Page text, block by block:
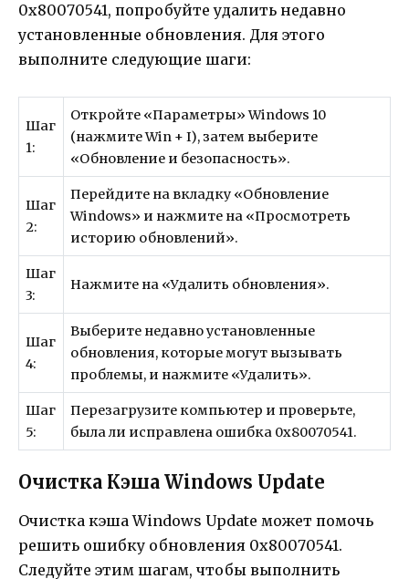
0x80070541, попробуйте удалить недавно
установленные обновления. Для этого
выполните следующие шаги:
Шаг
1:
Откройте «Параметры» Windows 10
(нажмите Win + I), затем выберите
«Обновление и безопасность».
Шаг
2:
Перейдите на вкладку «Обновление
Windows» и нажмите на «Просмотреть
историю обновлений».
Шаг
3:
Нажмите на «Удалить обновления».
Шаг
4:
Выберите недавно установленные
обновления, которые могут вызывать
проблемы, и нажмите «Удалить».
Шаг
5:
Перезагрузите компьютер и проверьте,
была ли исправлена ошибка 0x80070541.
Очистка Кэша Windows Update
Очистка кэша Windows Update может помочь
решить ошибку обновления 0x80070541.
Следуйте этим шагам, чтобы выполнить